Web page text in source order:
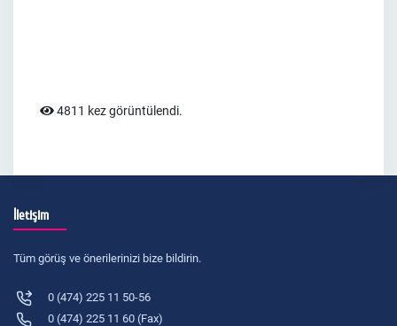
4811 kez görüntülendi.
İletişim
Tüm görüş ve önerilerinizi bize bildirin.
0 (474) 225 11 50-56
0 (474) 225 11 60 (Fax)